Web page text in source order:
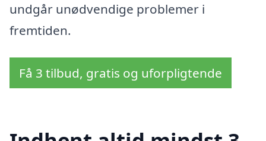
undgår unødvendige problemer i
fremtiden.
Få 3 tilbud, gratis og uforpligtende